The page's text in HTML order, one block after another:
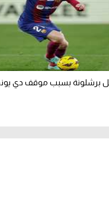
برشلونة بسبب موقف دي